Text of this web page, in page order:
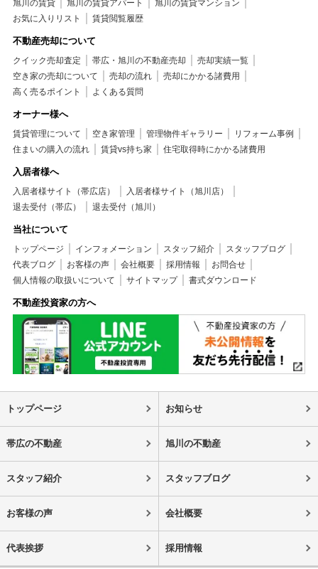
旭川の賃貸 旭川の賃貸アパート
旭川の賃貸マンション
お気に入りリスト
賃貸閲覧履歴
不動産売却について
クイック売却査定 帯広・旭川の不動産売却
売却実績一覧
空き家の売却について
売却の流れ
売却にかかる諸費用
高く売るポイント
よくある質問
オーナー様へ
賃貸管理について 空き家管理 管理物件ギャラリー
リフォーム事例
住まいの購入の流れ
賃貸vs持ち家 住宅取得時にかかる諸費用
入居者様へ
入居者様サイト（帯広店）
入居者様サイト（旭川店）
退去受付（帯広）
退去受付（旭川）
当社について
トップページ インフォメーション スタッフ紹介
スタッフブログ
代表ブログ
お客様の声 会社概要 採用情報
お問合せ
個人情報の取扱いについて
サイトマップ 書式ダウンロード
不動産投資家の方へ
トップページ お知らせ
帯広の不動産 旭川の不動産
スタッフ紹介 スタッフブログ
お客様の声 会社概要
代表挨拶 採用情報